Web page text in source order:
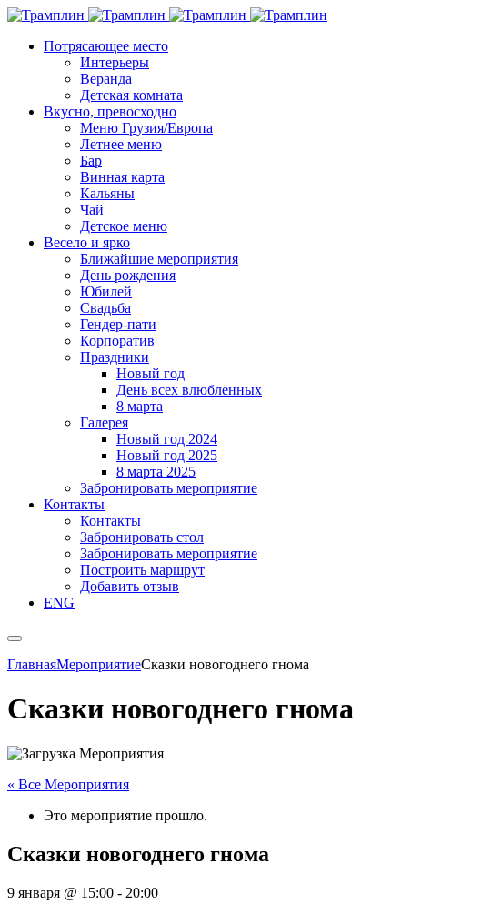
Потрясающее место
Интерьеры
Веранда
Детская комната
Вкусно, превосходно
Меню Грузия/Европа
Летнее меню
Бар
Винная карта
Кальяны
Чай
Детское меню
Весело и ярко
Ближайшие мероприятия
День рождения
Юбилей
Свадьба
Гендер-пати
Корпоратив
Праздники
Новый год
День всех влюбленных
8 марта
Галерея
Новый год 2024
Новый год 2025
8 марта 2025
Забронировать мероприятие
Контакты
Контакты
Забронировать стол
Забронировать мероприятие
Построить маршрут
Добавить отзыв
ENG
ГлавнаяМероприятиеСказки новогоднего гнома
Сказки новогоднего гнома
« Все Мероприятия
Это мероприятие прошло.
Сказки новогоднего гнома
9 января @ 15:00 - 20:00